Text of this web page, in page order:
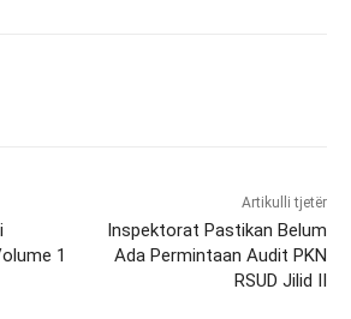
1
Artikulli tjetër
Inspektorat Pastikan Belum
Ada Permintaan Audit PKN
RSUD Jilid II